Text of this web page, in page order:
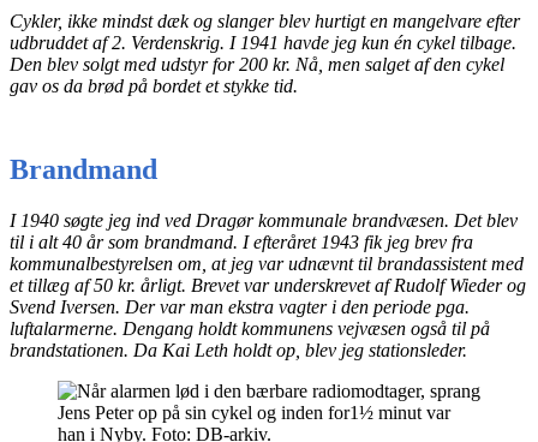
Cykler, ikke mindst dæk og slanger blev hurtigt en mangelvare efter
udbruddet af 2. Verdenskrig. I 1941 havde jeg kun én cykel tilbage.
Den blev solgt med udstyr for 200 kr. Nå, men salget af den cykel
gav os da brød på bordet et stykke tid.
Brandmand
I 1940 søgte jeg ind ved Dragør kommunale brandvæsen. Det blev
til i alt 40 år som brandmand. I efteråret 1943 fik jeg brev fra
kommunalbestyrelsen om, at jeg var udnævnt til brandassistent med
et tillæg af 50 kr. årligt. Brevet var underskrevet af Rudolf Wieder og
Svend Iversen. Der var man ekstra vagter i den periode pga.
luftalarmerne. Dengang holdt kommunens vejvæsen også til på
brandstationen. Da Kai Leth holdt op, blev jeg stationsleder.